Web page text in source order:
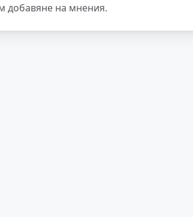
добавяне на мнения.